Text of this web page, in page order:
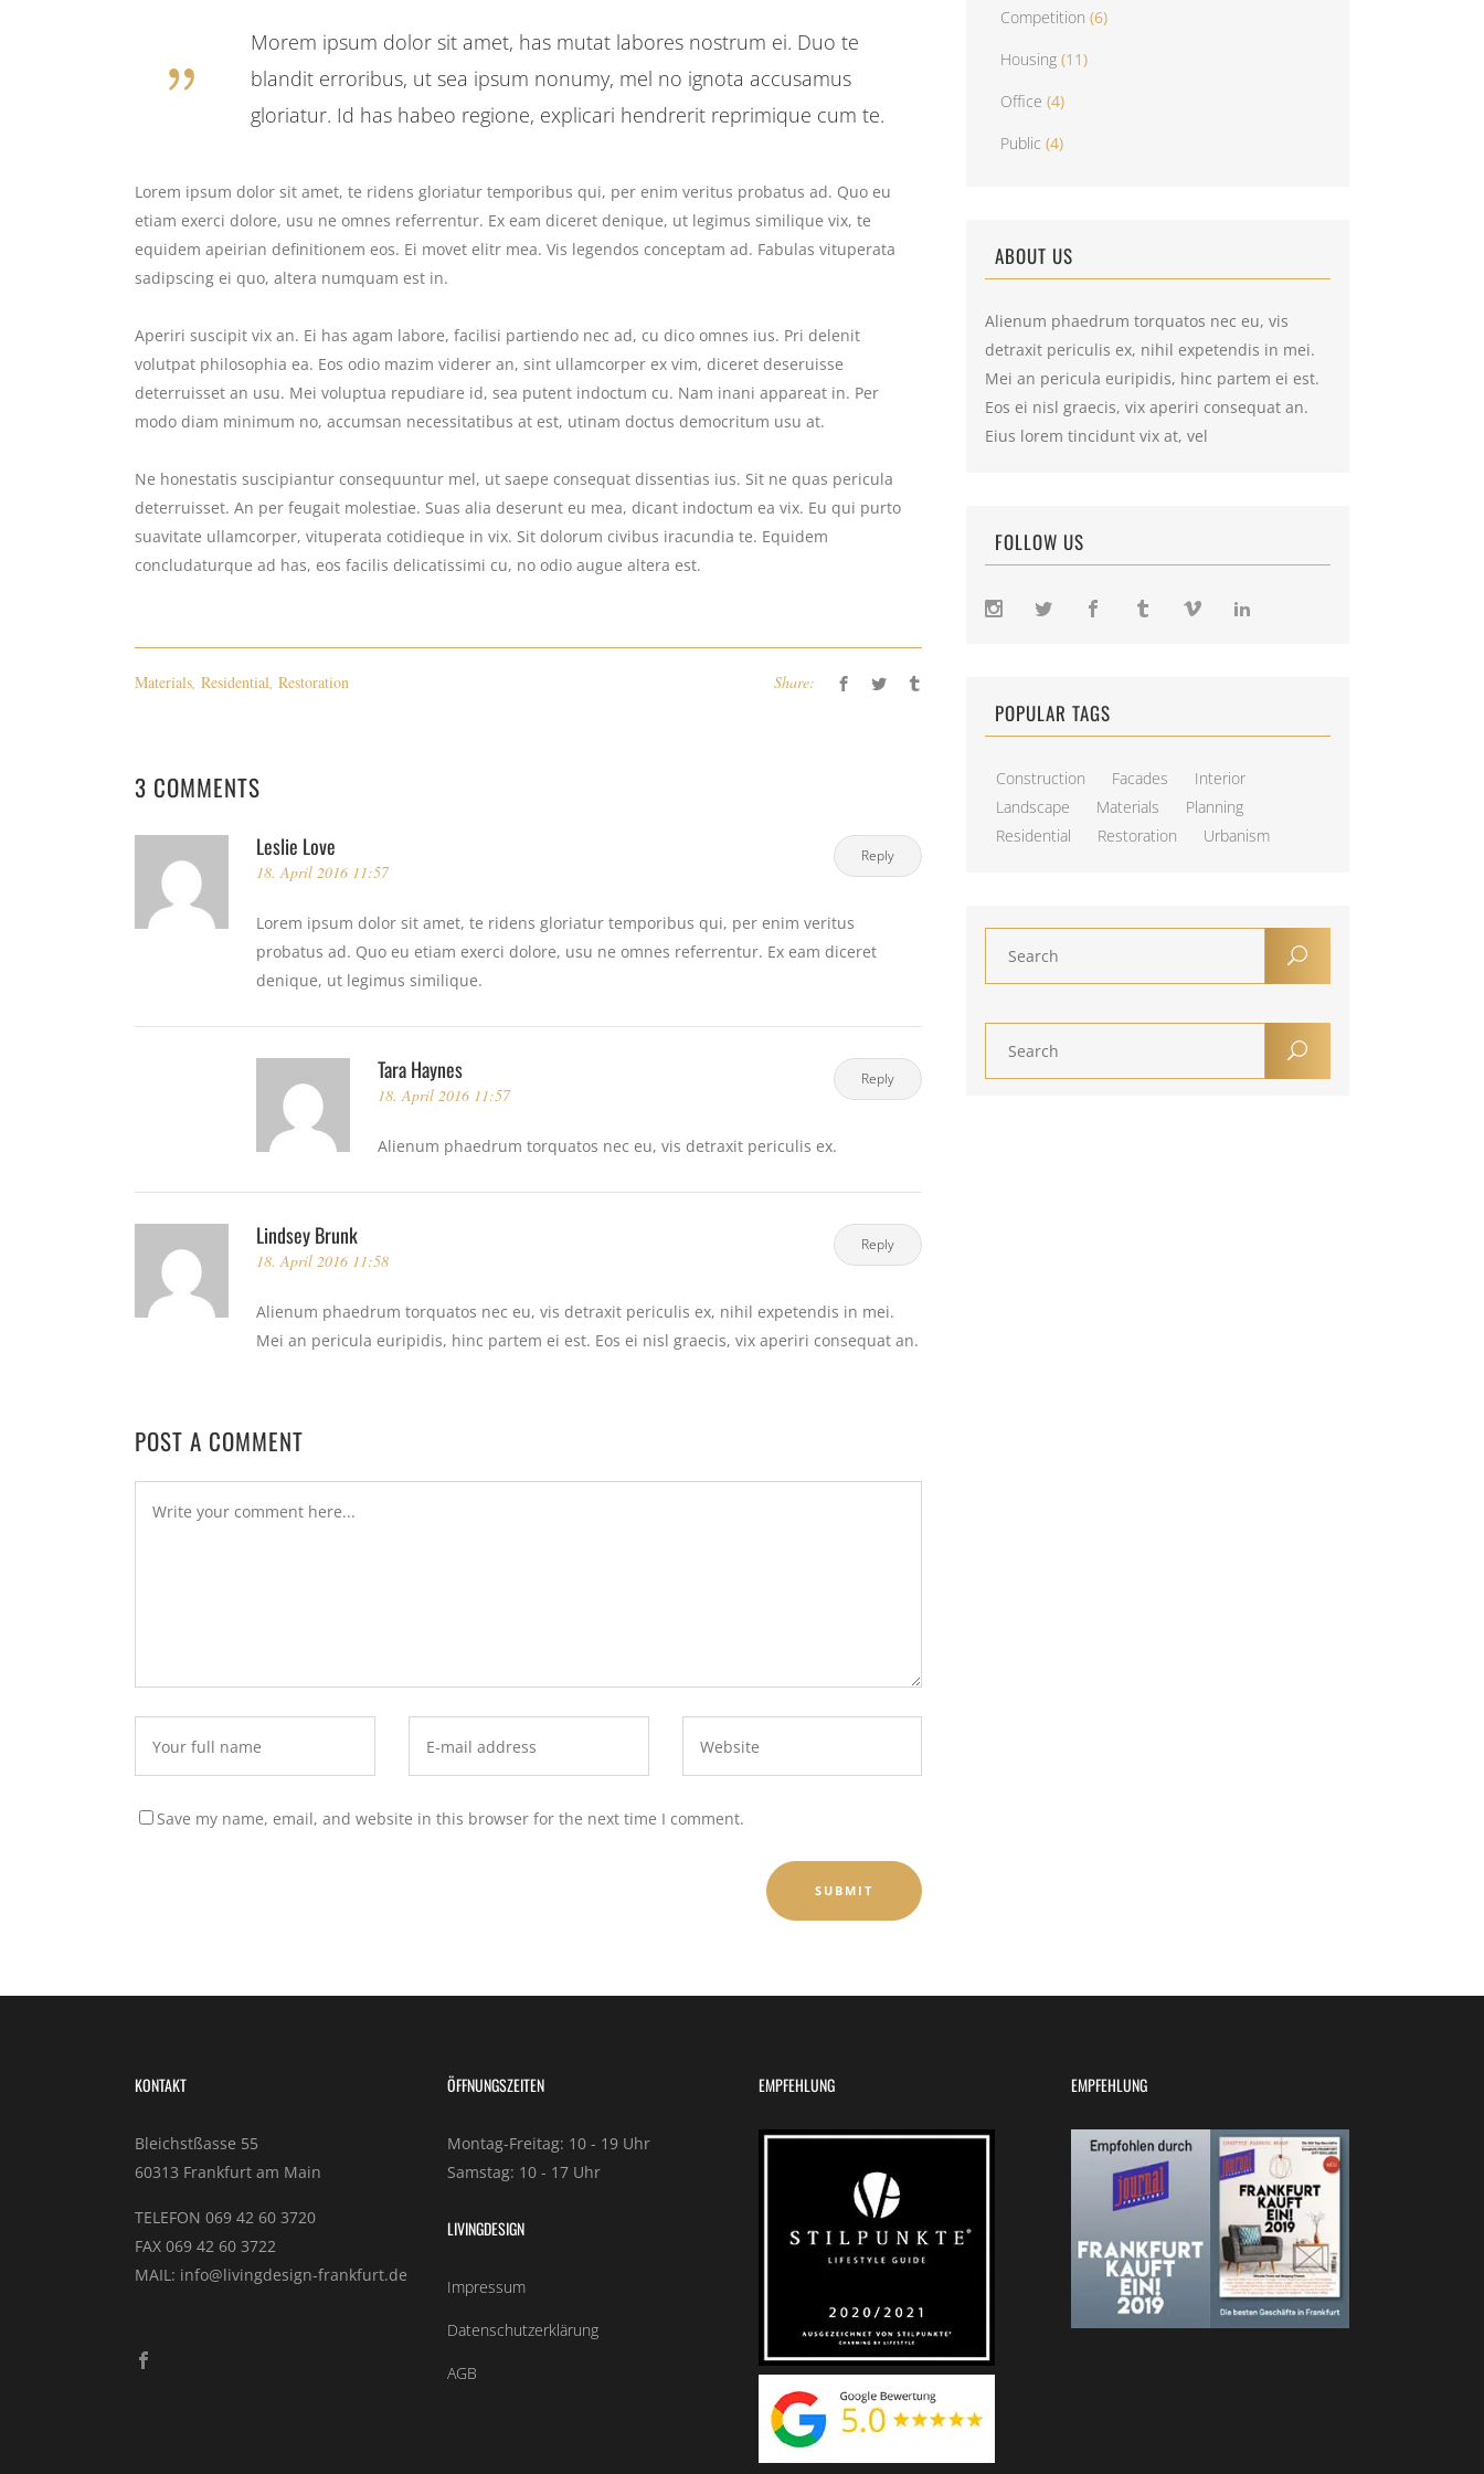
Morem ipsum dolor sit amet, has mutat labores nostrum ei. Duo te
blandit erroribus, ut sea ipsum nonumy, mel no ignota accusamus
gloriatur. Id has habeo regione, explicari hendrerit reprimique cum te.
Lorem ipsum dolor sit amet, te ridens gloriatur temporibus qui, per enim veritus probatus ad. Quo eu
etiam exerci dolore, usu ne omnes referrentur. Ex eam diceret denique, ut legimus similique vix, te
equidem apeirian definitionem eos. Ei movet elitr mea. Vis legendos conceptam ad. Fabulas vituperata
sadipscing ei quo, altera numquam est in.
Aperiri suscipit vix an. Ei has agam labore, facilisi partiendo nec ad, cu dico omnes ius. Pri delenit
volutpat philosophia ea. Eos odio mazim viderer an, sint ullamcorper ex vim, diceret deseruisse
deterruisset an usu. Mei voluptua repudiare id, sea putent indoctum cu. Nam inani appareat in. Per
modo diam minimum no, accumsan necessitatibus at est, utinam doctus democritum usu at.
Ne honestatis suscipiantur consequuntur mel, ut saepe consequat dissentias ius. Sit ne quas pericula
deterruisset. An per feugait molestiae. Suas alia deserunt eu mea, dicant indoctum ea vix. Eu qui purto
suavitate ullamcorper, vituperata cotidieque in vix. Sit dolorum civibus iracundia te. Equidem
concludaturque ad has, eos facilis delicatissimi cu, no odio augue altera est.
Materials, Residential, Restoration Share:
3 COMMENTS
Leslie Love
18. April 2016 11:57
Reply
Lorem ipsum dolor sit amet, te ridens gloriatur temporibus qui, per enim veritus
probatus ad. Quo eu etiam exerci dolore, usu ne omnes referrentur. Ex eam diceret
denique, ut legimus similique.
Tara Haynes
18. April 2016 11:57
Reply
Alienum phaedrum torquatos nec eu, vis detraxit periculis ex.
Lindsey Brunk
18. April 2016 11:58
Reply
Alienum phaedrum torquatos nec eu, vis detraxit periculis ex, nihil expetendis in mei.
Mei an pericula euripidis, hinc partem ei est. Eos ei nisl graecis, vix aperiri consequat an.
POST A COMMENT
Save my name, email, and website in this browser for the next time I comment.
Competition (6)
Housing (11)
Office (4)
Public (4)
ABOUT US
Alienum phaedrum torquatos nec eu, vis
detraxit periculis ex, nihil expetendis in mei.
Mei an pericula euripidis, hinc partem ei est.
Eos ei nisl graecis, vix aperiri consequat an.
Eius lorem tincidunt vix at, vel
FOLLOW US
POPULAR TAGS
Construction Facades
Interior
Landscape
Materials
Planning
Residential
Restoration Urbanism
KONTAKT
Bleichstßasse 55
60313 Frankfurt am Main
TELEFON 069 42 60 3720
FAX 069 42 60 3722
MAIL: info@livingdesign-frankfurt.de
ÖFFNUNGSZEITEN
Montag-Freitag: 10 - 19 Uhr
Samstag: 10 - 17 Uhr
LIVINGDESIGN
Impressum
Datenschutzerklärung
AGB
EMPFEHLUNG EMPFEHLUNG